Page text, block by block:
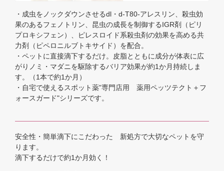
・成虫をノックダウンさせるdl・d-T80-アレスリン、殺虫効
果のあるフェノトリン、昆虫の成長を制御するIGR剤（ピリ
プロキシフェン）、ピレスロイド系殺虫剤の効果を高める共
力剤（ピペロニルブトキサイド）を配合。
・ペットに直接滴下するだけ。皮脂とともに成分が体表に広
がりノミ・マダニを駆除するバリア効果が約1か月持続しま
す。（1本で約1か月）
・自宅で使えるスポット薬"専門店用 薬用ペッツテクト＋フ
ォースガード"シリーズです。
安全性・簡単滴下にこだわった 新処方で大切なペットを守
ります。
滴下するだけで約1か月効く！